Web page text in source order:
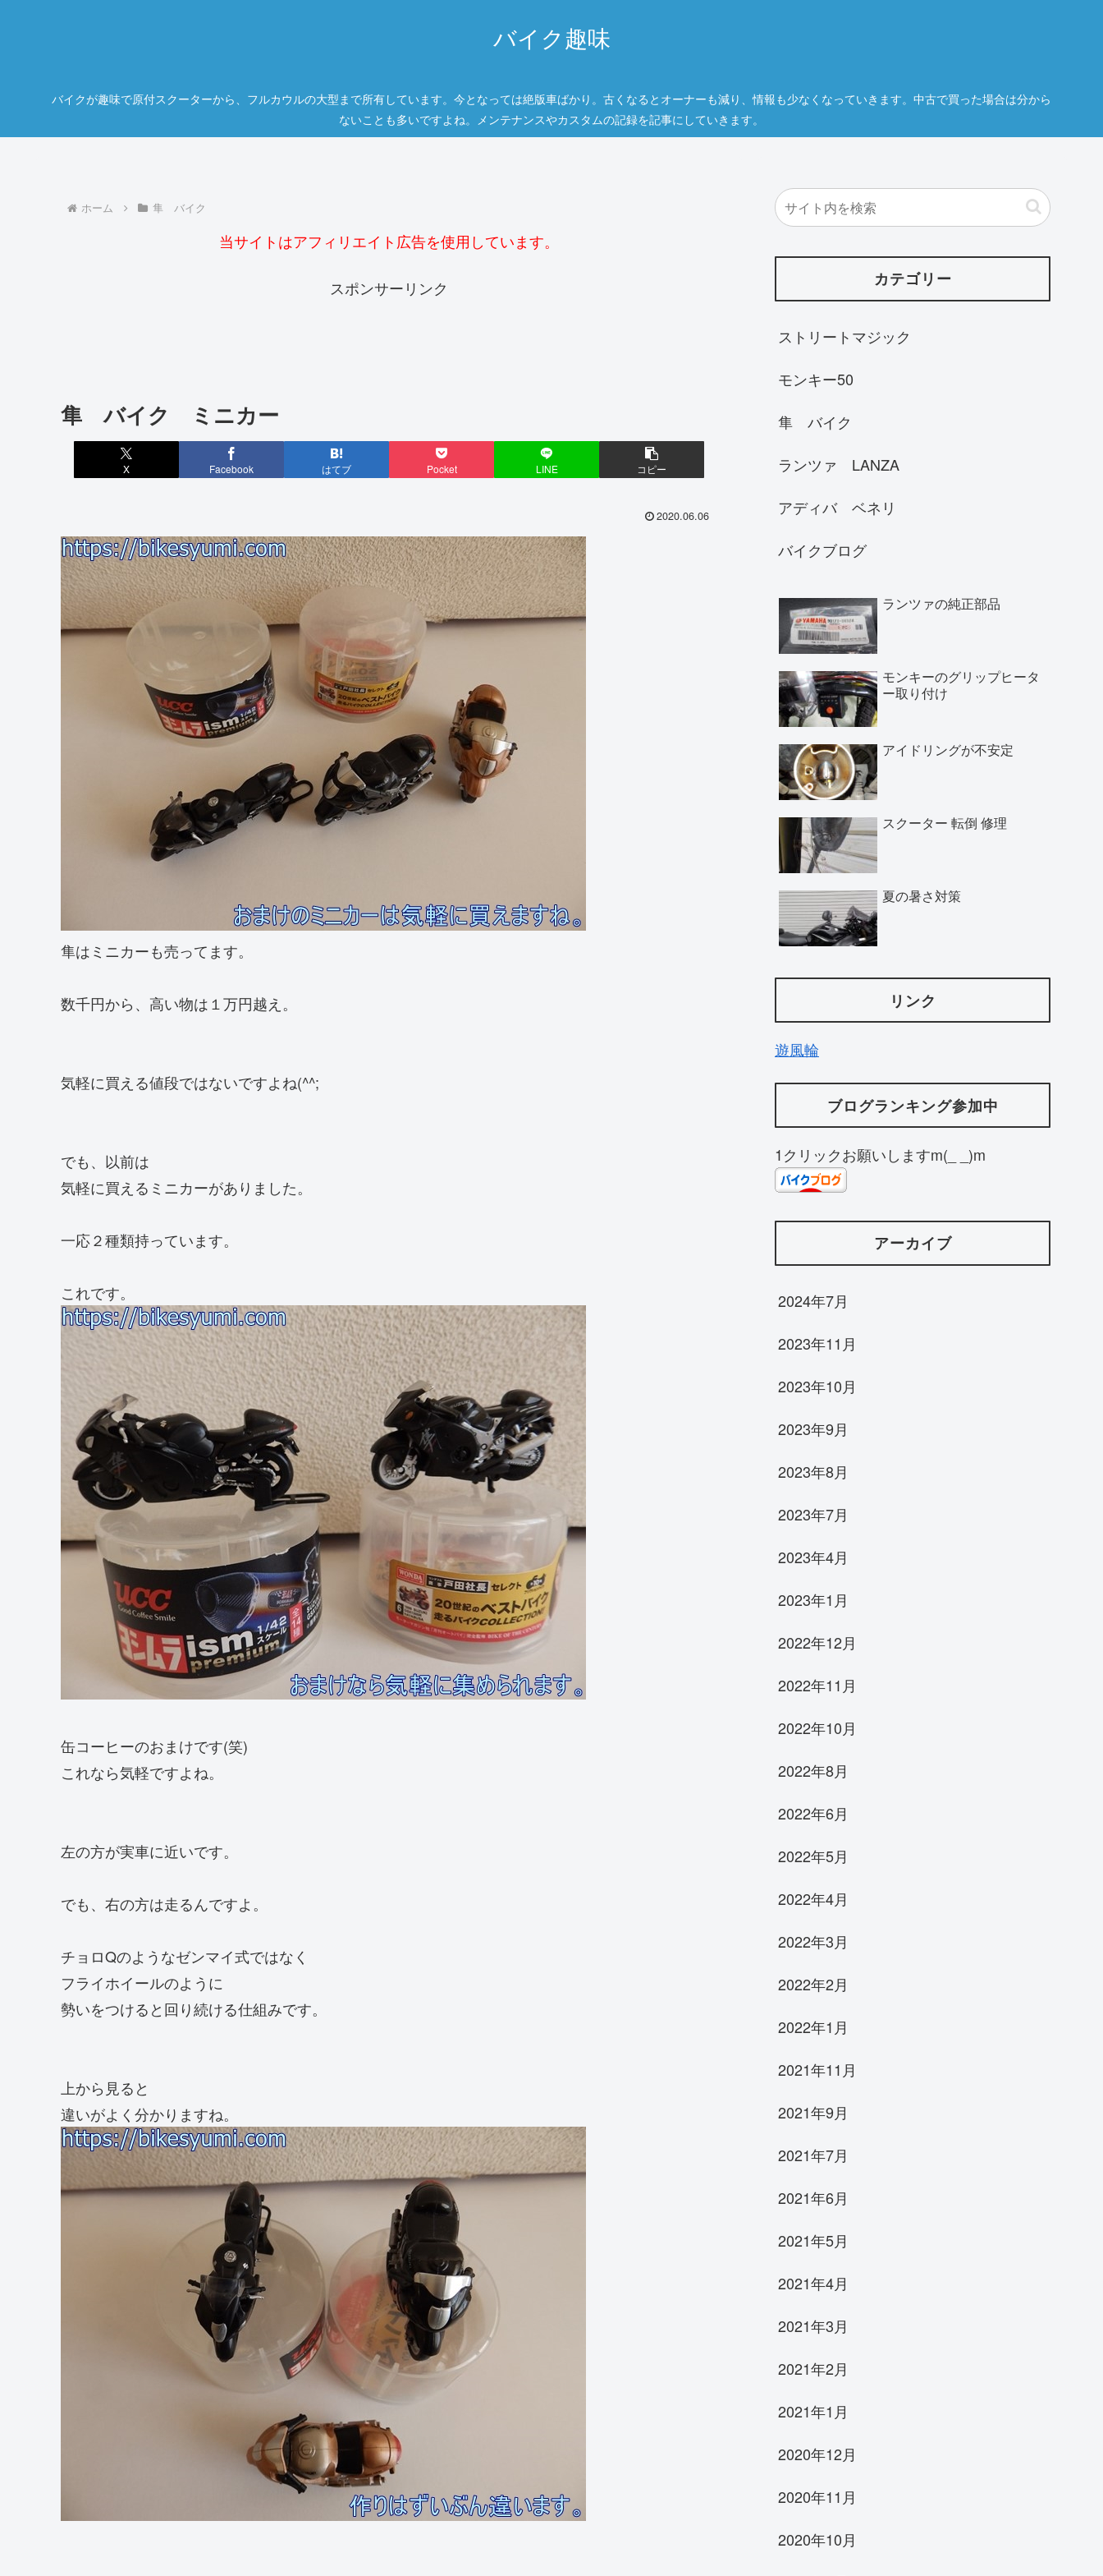
バイク趣味
バイクが趣味で原付スクーターから、フルカウルの大型まで所有しています。今となっては絶版車ばかり。古くなるとオーナーも減り、情報も少なくなっていきます。中古で買った場合は分から
ないことも多いですよね。メンテナンスやカスタムの記録を記事にしていきます。
ホーム 隼 バイク
当サイトはアフィリエイト広告を使用しています。
スポンサーリンク
隼 バイク ミニカー
X Facebook はてブ Pocket LINE コピー
2020.06.06
隼はミニカーも売ってます。
数千円から、高い物は１万円越え。
気軽に買える値段ではないですよね(^^;
でも、以前は
気軽に買えるミニカーがありました。
一応２種類持っています。
これです。
缶コーヒーのおまけです(笑)
これなら気軽ですよね。
左の方が実車に近いです。
でも、右の方は走るんですよ。
チョロQのようなゼンマイ式ではなく
フライホイールのように
勢いをつけると回り続ける仕組みです。
上から見ると
違いがよく分かりますね。
カテゴリー
ストリートマジック
モンキー50
隼 バイク
ランツァ LANZA
アディバ ベネリ
バイクブログ
ランツァの純正部品
モンキーのグリップヒータ
ー取り付け
アイドリングが不安定
スクーター 転倒 修理
夏の暑さ対策
リンク
遊風輪
ブログランキング参加中
1クリックお願いしますm(_ _)m
アーカイブ
2024年7月
2023年11月
2023年10月
2023年9月
2023年8月
2023年7月
2023年4月
2023年1月
2022年12月
2022年11月
2022年10月
2022年8月
2022年6月
2022年5月
2022年4月
2022年3月
2022年2月
2022年1月
2021年11月
2021年9月
2021年7月
2021年6月
2021年5月
2021年4月
2021年3月
2021年2月
2021年1月
2020年12月
2020年11月
2020年10月